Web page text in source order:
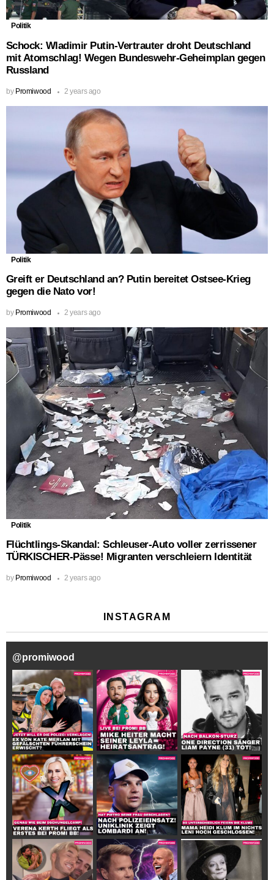
Politik
Schock: Wladimir Putin-Vertrauter droht Deutschland
mit Atomschlag! Wegen Bundeswehr-Geheimplan gegen
Russland
by Promiwood 2 years ago
Politik
Greift er Deutschland an? Putin bereitet Ostsee-Krieg
gegen die Nato vor!
by Promiwood 2 years ago
Politik
Flüchtlings-Skandal: Schleuser-Auto voller zerrissener
TÜRKISCHER-Pässe! Migranten verschleiern Identität
by Promiwood 2 years ago
INSTAGRAM
@promiwood